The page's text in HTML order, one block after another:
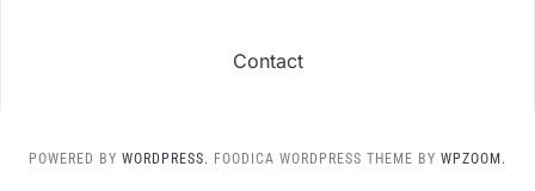
Contact
POWERED BY WORDPRESS. FOODICA WORDPRESS THEME BY WPZOOM.